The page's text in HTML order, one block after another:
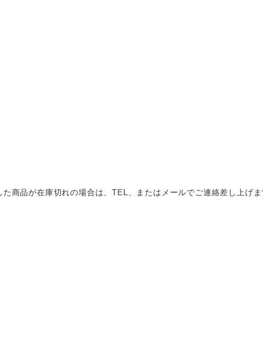
商品が在庫切れの場合は、TEL、またはメールでご連絡差し上げま